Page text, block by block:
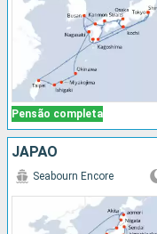
Pensão completa
JAPÃO
Seabourn Encore